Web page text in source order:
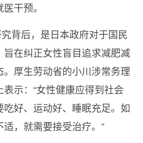
干预。
背后，是日本政府对于国民
在纠正女性盲目追求减肥减
。厚生劳动省的小川涉常务理
示：“女性健康应得到社会
好、运动好、睡眠充足。如
，就需要接受治疗。”